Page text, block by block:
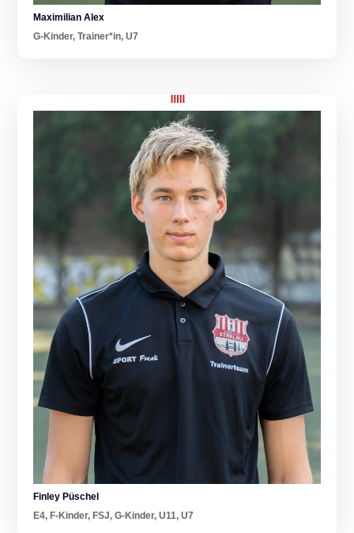
Maximilian Alex
G-Kinder,Trainer*in,U7
Finley Püschel
E4, F-Kinder, FSJ,G-Kinder,U11,U7